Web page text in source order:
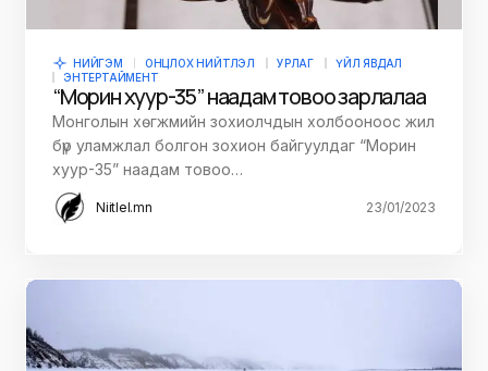
НИЙГЭМ ОНЦЛОХ НИЙТЛЭЛ УРЛАГ
ҮЙЛ ЯВДАЛ
ЭНТЕРТАЙМЕНТ
“Морин хуур-35” наадам товоо зарлалаа
Монголын хөгжмийн зохиолчдын холбооноос жил
бүр уламжлал болгон зохион байгуулдаг “Морин
хуур-35” наадам товоо…
Niitlel.mn 23/01/2023